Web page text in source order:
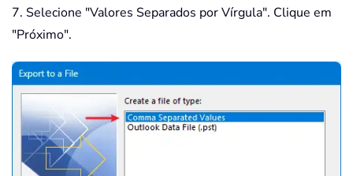
7. Selecione "Valores Separados por Vírgula". Clique em
"Próximo".